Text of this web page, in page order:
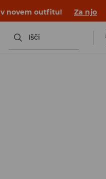
v novem outfitu! Za njo
Išči